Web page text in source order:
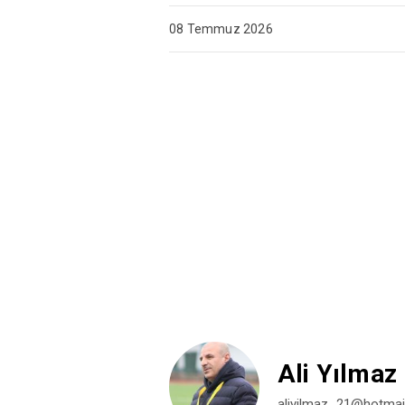
08 Temmuz 2026
Ali Yılmaz